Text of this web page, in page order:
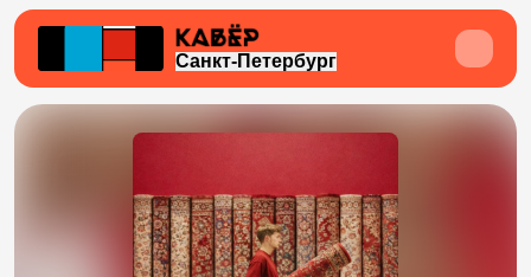
Санкт-Петербург